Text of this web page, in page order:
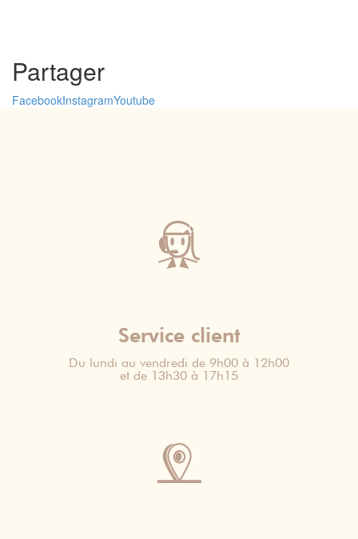
Partager
FacebookInstagramYoutube
Service client
Du lundi au vendredi de 9h00 à 12h00
et de 13h30 à 17h15